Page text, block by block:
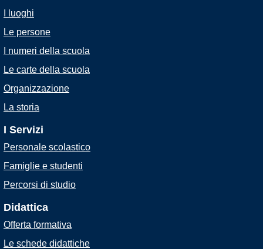
I luoghi
Le persone
I numeri della scuola
Le carte della scuola
Organizzazione
La storia
I Servizi
Personale scolastico
Famiglie e studenti
Percorsi di studio
Didattica
Offerta formativa
Le schede didattiche